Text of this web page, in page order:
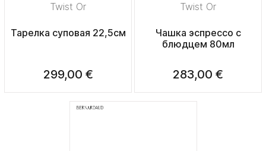
Twist Or
Тарелка суповая 22,5см
299,00 €
Twist Or
Чашка эспрессо с
блюдцем 80мл
283,00 €